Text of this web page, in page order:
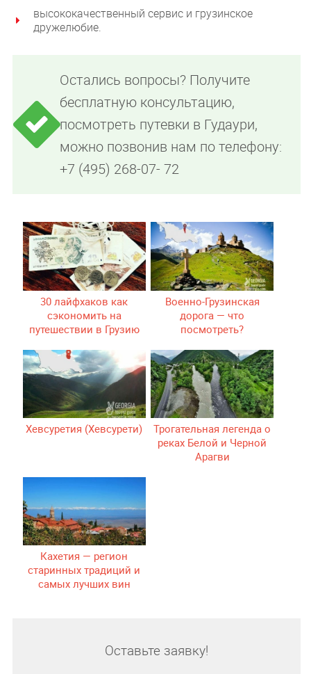
высококачественный сервис и грузинское
дружелюбие.
Остались вопросы? Получите
бесплатную консультацию,
посмотреть путевки в Гудаури,
можно позвонив нам по телефону:
+7 (495) 268-07- 72
30 лайфхаков как
сэкономить на
путешествии в Грузию
Военно-Грузинская
дорога — что
посмотреть?
Хевсуретия (Хевсурети)
Трогательная легенда о
реках Белой и Черной
Арагви
Кахетия — регион
старинных традиций и
самых лучших вин
Оставьте заявку!